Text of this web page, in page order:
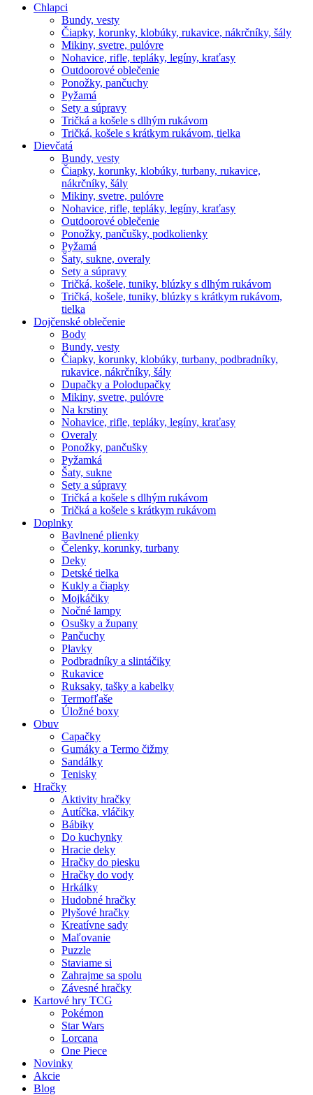
Chlapci
Bundy, vesty
Čiapky, korunky, klobúky, rukavice, nákrčníky, šály
Mikiny, svetre, pulóvre
Nohavice, rifle, tepláky, legíny, kraťasy
Outdoorové oblečenie
Ponožky, pančuchy
Pyžamá
Sety a súpravy
Tričká a košele s dlhým rukávom
Tričká, košele s krátkym rukávom, tielka
Dievčatá
Bundy, vesty
Čiapky, korunky, klobúky, turbany, rukavice,
nákrčníky, šály
Mikiny, svetre, pulóvre
Nohavice, rifle, tepláky, legíny, kraťasy
Outdoorové oblečenie
Ponožky, pančušky, podkolienky
Pyžamá
Šaty, sukne, overaly
Sety a súpravy
Tričká, košele, tuniky, blúzky s dlhým rukávom
Tričká, košele, tuniky, blúzky s krátkym rukávom,
tielka
Dojčenské oblečenie
Body
Bundy, vesty
Čiapky, korunky, klobúky, turbany, podbradníky,
rukavice, nákrčníky, šály
Dupačky a Polodupačky
Mikiny, svetre, pulóvre
Na krstiny
Nohavice, rifle, tepláky, legíny, kraťasy
Overaly
Ponožky, pančušky
Pyžamká
Šaty, sukne
Sety a súpravy
Tričká a košele s dlhým rukávom
Tričká a košele s krátkym rukávom
Doplnky
Bavlnené plienky
Čelenky, korunky, turbany
Deky
Detské tielka
Kukly a čiapky
Mojkáčiky
Nočné lampy
Osušky a župany
Pančuchy
Plavky
Podbradníky a slintáčiky
Rukavice
Ruksaky, tašky a kabelky
Termofľaše
Úložné boxy
Obuv
Capačky
Gumáky a Termo čižmy
Sandálky
Tenisky
Hračky
Aktivity hračky
Autíčka, vláčiky
Bábiky
Do kuchynky
Hracie deky
Hračky do piesku
Hračky do vody
Hrkálky
Hudobné hračky
Plyšové hračky
Kreatívne sady
Maľovanie
Puzzle
Staviame si
Zahrajme sa spolu
Závesné hračky
Kartové hry TCG
Pokémon
Star Wars
Lorcana
One Piece
Novinky
Akcie
Blog